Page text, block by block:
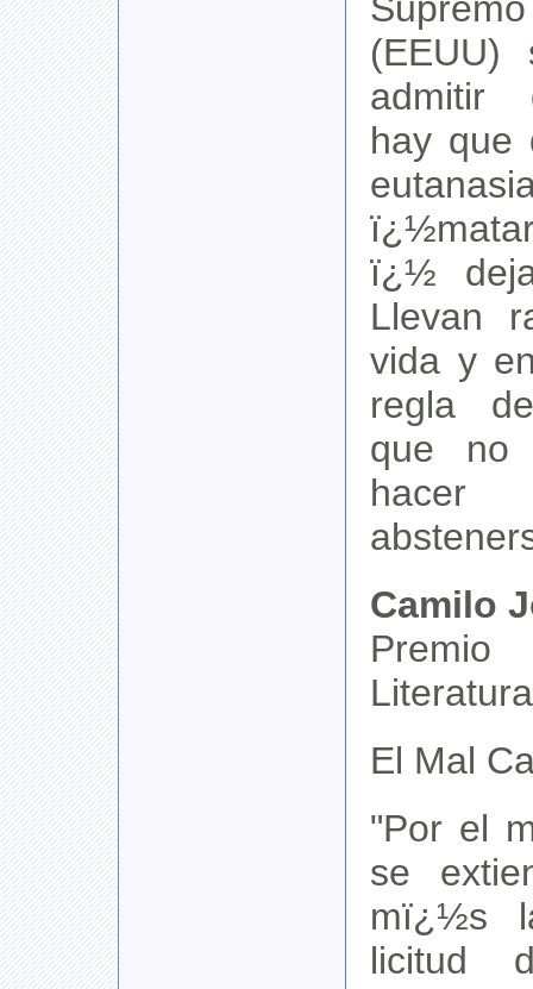
admitir
hay que
ï¿½
Llevan
vida y
regla
que no
Camilo
El Mal
"Por el
se
mï¿½s
licitud